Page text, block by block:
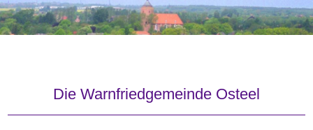
Die Warnfriedgemeinde Osteel